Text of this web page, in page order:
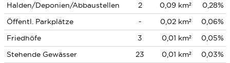
Halden/Deponien/Abbaustellen
2 0,09 km²
0,28%
Öffentl. Parkplätze
- 0,02 km²
0,06%
Friedhöfe
3 0,01 km²
0,05%
Stehende Gewässer
23 0,01 km²
0,03%